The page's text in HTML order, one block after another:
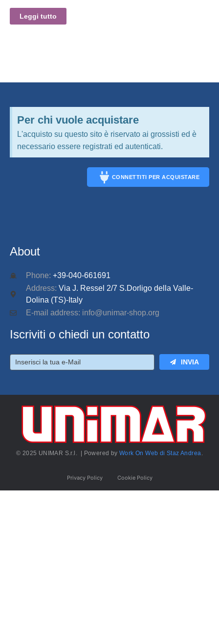
Leggi tutto
Per chi vuole acquistare
L'acquisto su questo sito è riservato ai grossisti ed è
necessario essere registrati ed autenticati.
CONNETTITI PER ACQUISTARE
About
Phone: +39-040-661691
Address: Via J. Ressel 2/7 S.Dorligo della Valle-
Dolina (TS)-Italy
E-mail address: info@unimar-shop.org
Iscriviti o chiedi un contatto
INVIA
© 2025 UNIMAR S.r.l. | Powered byWork On Web di Staz Andrea.
Privacy Policy Cookie Policy